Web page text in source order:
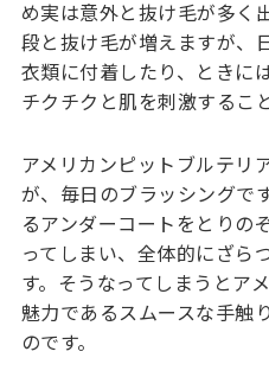
め実は意外と抜け毛が多く
段と抜け毛が増えますが、
衣類に付着したり、ときに
チクチクと肌を刺激するこ
アメリカンピットブルテリ
が、毎日のブラッシングで
るアンダーコートをとりの
ってしまい、全体的にざら
す。そうなってしまうとア
魅力であるスムースな手触
のです。